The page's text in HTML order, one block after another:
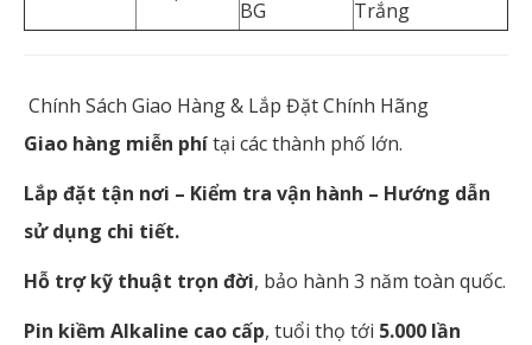
BG
Trắng
Chính Sách Giao Hàng & Lắp Đặt Chính Hãng
Giao hàng miễn phítại các thành phố lớn.
Lắp đặt tận nơi – Kiểm tra vận hành – Hướng dẫn
sử dụng chi tiết.
Hỗ trợ kỹ thuật trọn đời, bảo hành 3 năm toàn quốc.
Pin kiềm Alkaline cao cấp, tuổi thọ tới 5.000 lần